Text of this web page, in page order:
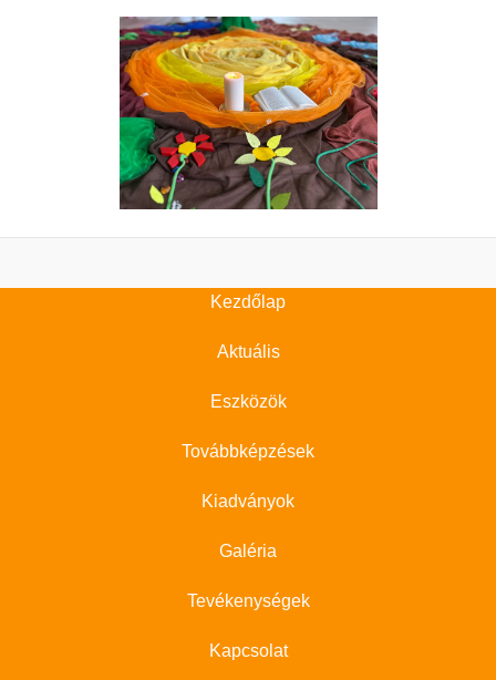
Kezdőlap
Aktuális
Eszközök
Továbbképzések
Kiadványok
Galéria
Tevékenységek
Kapcsolat